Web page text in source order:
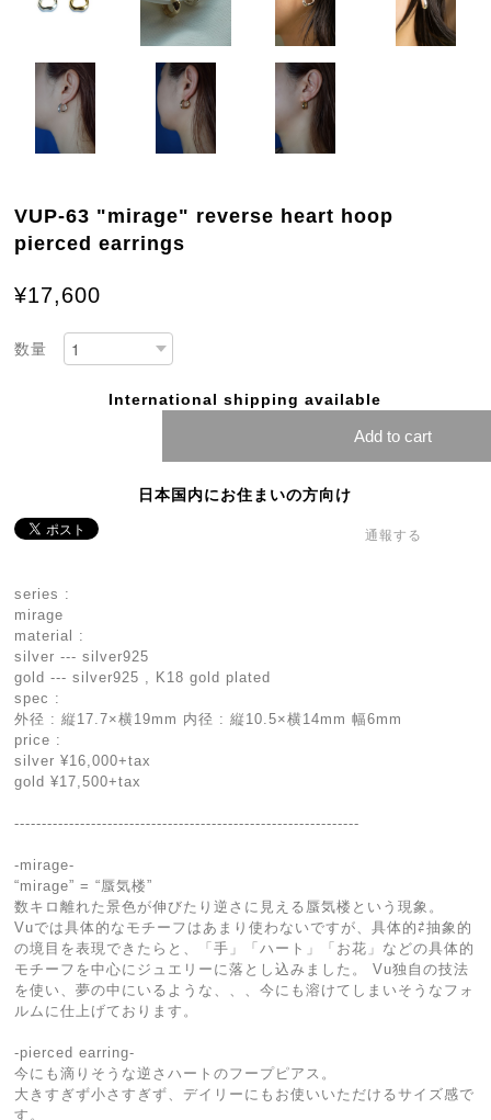
VUP-63 "mirage" reverse heart hoop
pierced earrings
¥17,600
数量
International shipping available
Add to cart
日本国内にお住まいの方向け
通報する
series :
mirage
material :
silver --- silver925
gold --- silver925 , K18 gold plated
spec :
外径 : 縦17.7×横19mm 内径 : 縦10.5×横14mm 幅6mm
price :
silver ¥16,000+tax
gold ¥17,500+tax
---------------------------------------------------------------
-mirage-
“mirage” = “蜃気楼”
数キロ離れた景色が伸びたり逆さに見える蜃気楼という現象。
Vuでは具体的なモチーフはあまり使わないですが、具体的⇄抽象的
の境目を表現できたらと、「手」「ハート」「お花」などの具体的
モチーフを中心にジュエリーに落とし込みました。 Vu独自の技法
を使い、夢の中にいるような、、、今にも溶けてしまいそうなフォ
ルムに仕上げております。
-pierced earring-
今にも滴りそうな逆さハートのフープピアス。
大きすぎず小さすぎず、デイリーにもお使いいただけるサイズ感で
す。